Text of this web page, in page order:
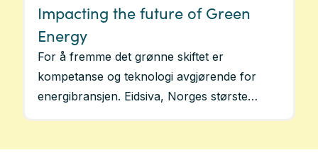
Impacting the future of Green
Energy
For å fremme det grønne skiftet er
kompetanse og teknologi avgjørende for
energibransjen. Eidsiva, Norges største